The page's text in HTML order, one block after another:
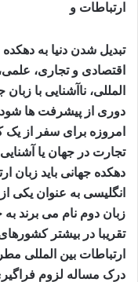
ارتباطات و
تبدیل شدن دنیا به
اقتصادی و تجاری،
المللی، ناآشنایی با
دوری از پیشرفت ها
امروزه برای سفر از
تجارت در جهان یا
دهکده جهانی باید زبان
انگلیسی به عنوان یکی
زبان دوم نام می برند
تقریبا در بیشتر
ارتباطات بین المللی
درک مساله لزوم